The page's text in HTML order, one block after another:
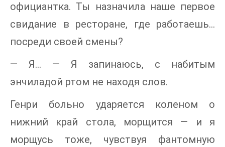
официантка. Ты назначила наше первое
свидание в ресторане, где работаешь…
посреди своей смены?
— Я… — Я запинаюсь, с набитым
энчиладой ртом не находя слов.
Генри больно ударяется коленом о
нижний край стола, морщится — и я
морщусь тоже, чувствуя фантомную